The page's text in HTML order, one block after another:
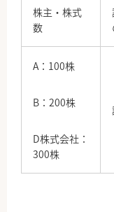
株主・株式
数
A：100株
B：200株
D株式会社：
300株